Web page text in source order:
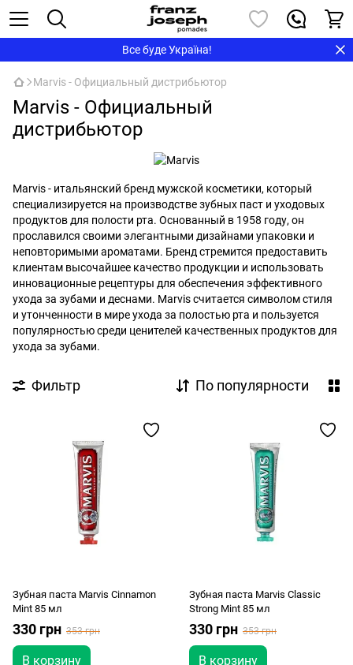
Все буде Україна!
Marvis - Официальный дистрибьютор
Marvis - Официальный
дистрибьютор
Marvis - итальянский бренд мужской косметики, который
специализируется на производстве зубных паст и уходовых
продуктов для полости рта. Основанный в 1958 году, он
прославился своими элегантными дизайнами упаковки и
неповторимыми ароматами. Бренд стремится предоставить
клиентам высочайшее качество продукции и использовать
инновационные рецептуры для обеспечения эффективного
ухода за зубами и деснами. Marvis считается символом стиля
и утонченности в мире ухода за полостью рта и пользуется
популярностью среди ценителей качественных продуктов для
ухода за зубами.
Фильтр По популярности
Зубная паста Marvis Cinnamon
Mint 85 мл
330 грн 353 грн
В корзину
Зубная паста Marvis Classic
Strong Mint 85 мл
330 грн 353 грн
В корзину